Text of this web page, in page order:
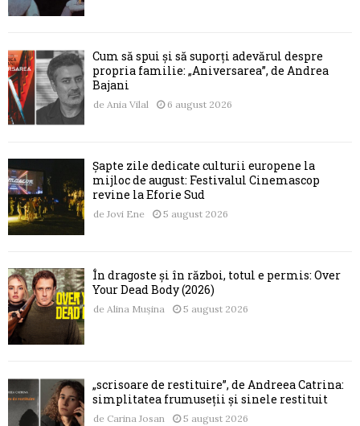
Cum să spui și să suporți adevărul despre
propria familie: „Aniversarea”, de Andrea
Bajani
de Ania Vilal 6 august 2026
Șapte zile dedicate culturii europene la
mijloc de august: Festivalul Cinemascop
revine la Eforie Sud
de Jovi Ene 5 august 2026
În dragoste și în război, totul e permis: Over
Your Dead Body (2026)
de Alina Mușina 5 august 2026
„scrisoare de restituire”, de Andreea Catrina:
simplitatea frumuseții și sinele restituit
de Carina Josan 5 august 2026